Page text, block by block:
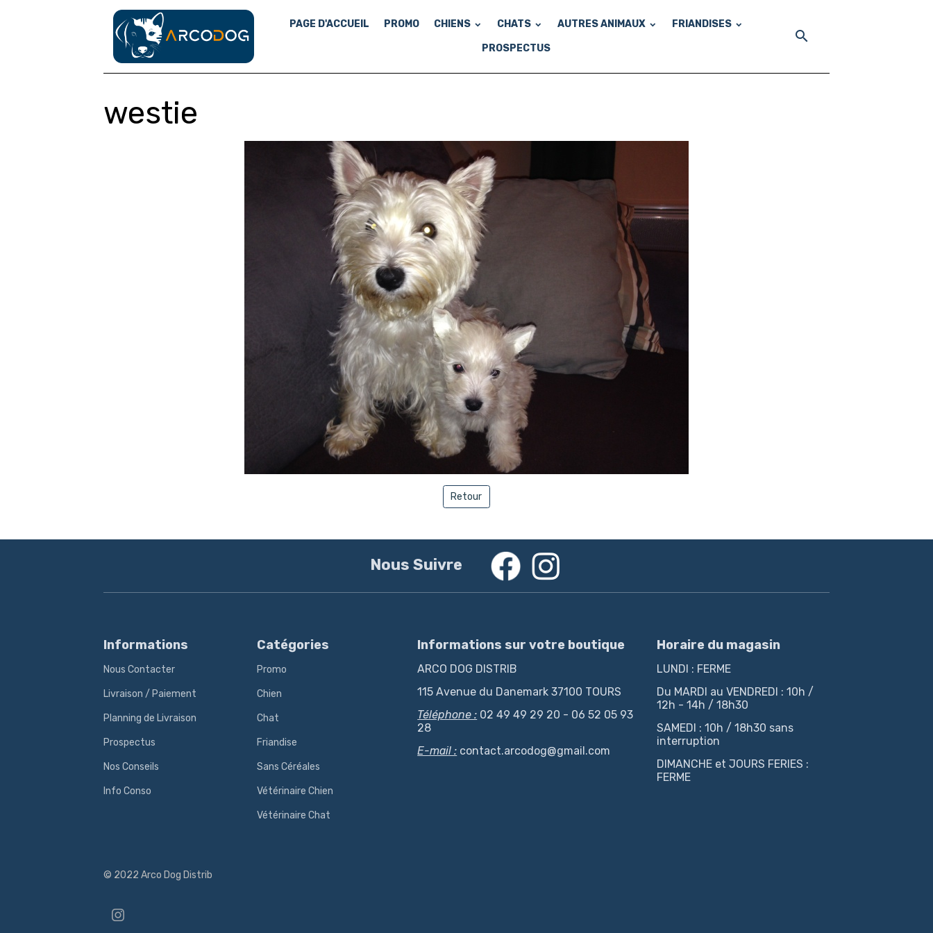
PAGE D'ACCUEIL PROMO CHIENS CHATS AUTRES ANIMAUX FRIANDISES
PROSPECTUS
westie
Retour
Nous Suivre
Informations
Nous Contacter
Livraison / Paiement
Planning de Livraison
Prospectus
Nos Conseils
Info Conso
Catégories
Promo
Chien
Chat
Friandise
Sans Céréales
Vétérinaire Chien
Vétérinaire Chat
Informations sur votre boutique
ARCO DOG DISTRIB
115 Avenue du Danemark 37100 TOURS
Téléphone : 02 49 49 29 20 - 06 52 05 93
28
E-mail : contact.arcodog@gmail.com
Horaire du magasin
LUNDI : FERME
Du MARDI au VENDREDI : 10h /
12h - 14h / 18h30
SAMEDI : 10h / 18h30 sans
interruption
DIMANCHE et JOURS FERIES :
FERME
© 2022 Arco Dog Distrib